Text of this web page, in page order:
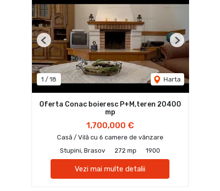
1 / 18 Harta
Previous Next
Oferta Conac boieresc P+M,teren 20400
mp
1,700,000 €
Casă / Vilă cu 6 camere de vânzare
Stupini, Brasov
272 mp 1900
Vezi mai multe detalii